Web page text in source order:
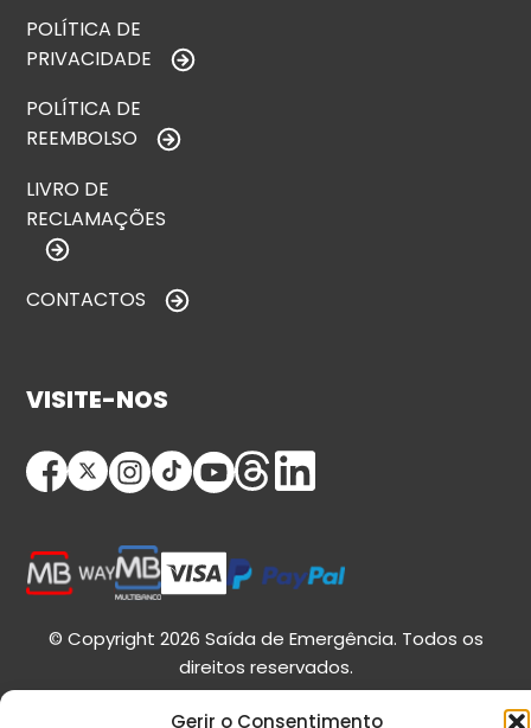
Gerir o Consentimento
POLÍTICA DE
PRIVACIDADE
POLÍTICA DE
REEMBOLSO
LIVRO DE
RECLAMAÇÕES
CONTACTOS
VISITE-NOS
© Copyright 2026 Saída de Emergência. Todos os
direitos reservados.